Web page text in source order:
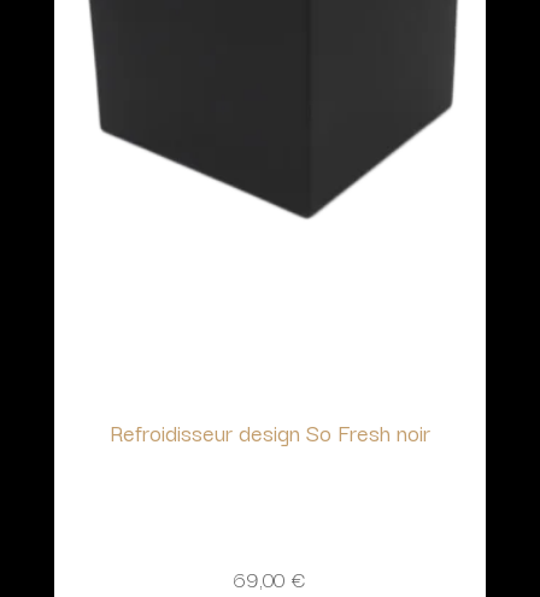
Refroidisseur design So Fresh noir
69,00 €